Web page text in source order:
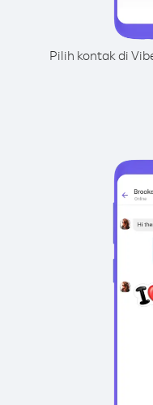
Pilih kontak di